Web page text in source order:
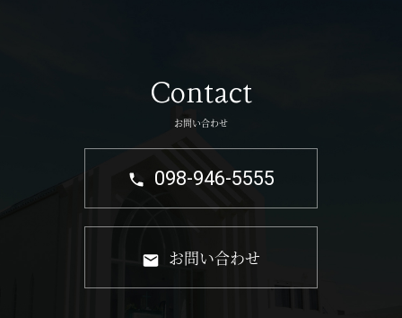
Contact
お問い合わせ
098-946-5555
お問い合わせ